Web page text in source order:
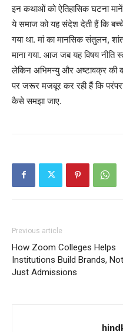
इन कथाओं को ऐतिहासिक घटना
ये समाज को यह संदेश देती हैं कि
गया था. मां का मानसिक संतुलन,
माना गया. आज जब यह विषय नीति
लेकिन अभिमन्यु और अष्टावक्र की
पर जरूर मजबूर कर रही हैं कि
कैसे समझा जाए.
Previous article
How Zoom Colleges Helps
Institutions Build Brands, Not
Just Admissions